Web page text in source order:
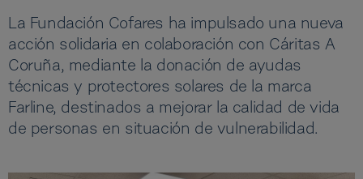
La Fundación Cofares ha impulsado una nueva
acción solidaria en colaboración con Cáritas A
Coruña, mediante la donación de ayudas
técnicas y protectores solares de la marca
Farline, destinados a mejorar la calidad de vida
de personas en situación de vulnerabilidad.